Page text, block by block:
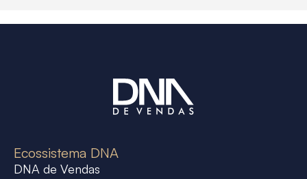
Ecossistema DNA
DNA de Vendas